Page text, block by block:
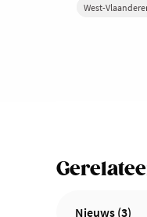
West-
Nieuws (3)